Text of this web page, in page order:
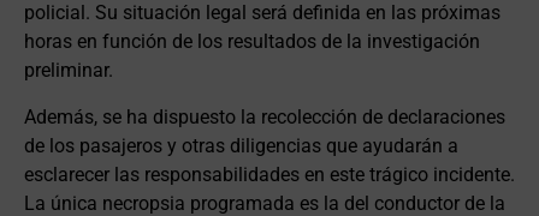
policial. Su situación legal será definida en las próximas
horas en función de los resultados de la investigación
preliminar.
Además, se ha dispuesto la recolección de declaraciones
de los pasajeros y otras diligencias que ayudarán a
esclarecer las responsabilidades en este trágico incidente.
La única necropsia programada es la del conductor de la